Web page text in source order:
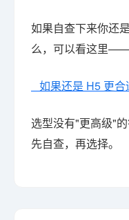
如果自查下来你还
么，可以看这里
如果还是 H5 更
选型没有"更高级"
先自查，再选择。